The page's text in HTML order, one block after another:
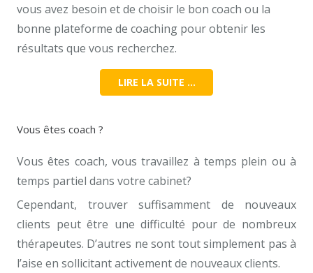
vous avez besoin et de choisir le bon coach ou la
bonne plateforme de coaching pour obtenir les
résultats que vous recherchez.
LIRE LA SUITE …
Vous êtes coach ?
Vous êtes coach, vous travaillez à temps plein ou à
temps partiel dans votre cabinet?
Cependant, trouver suffisamment de nouveaux
clients peut être une difficulté pour de nombreux
thérapeutes. D’autres ne sont tout simplement pas à
l’aise en sollicitant activement de nouveaux clients.